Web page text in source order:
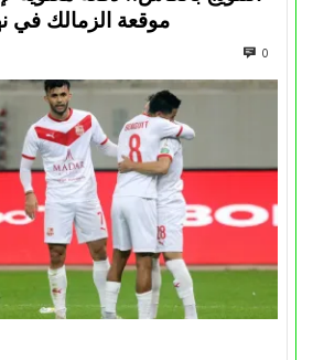
موقعة الزمالك في
0